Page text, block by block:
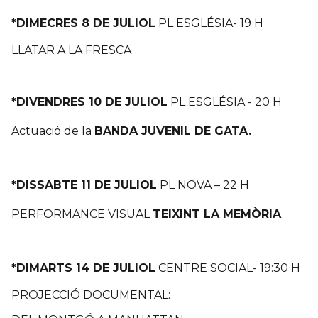
*DIMECRES 8 DE JULIOL PL ESGLÉSIA- 19 H
LLATAR A LA FRESCA
*DIVENDRES 10 DE JULIOL PL ESGLÉSIA - 20 H
Actuació de la BANDA JUVENIL DE GATA.
*DISSABTE 11 DE JULIOL PL NOVA – 22 H
PERFORMANCE VISUAL TEIXINT LA MEMÒRIA
*DIMARTS 14 DE JULIOL CENTRE SOCIAL- 19:30 H
PROJECCIÓ DOCUMENTAL: